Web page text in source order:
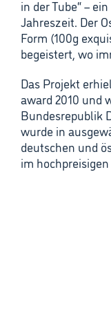
in der Tube“ –
Jahreszeit. Der
Form (100g
begeistert, wo
Das Projekt
award 2010 und
Bundesrepublik
wurde in
deutschen und
im